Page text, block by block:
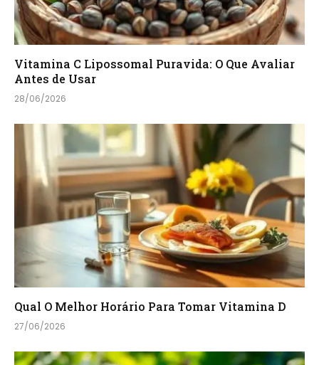
Vitamina C Lipossomal Puravida: O Que Avaliar
Antes de Usar
28/06/2026
Qual O Melhor Horário Para Tomar Vitamina D
27/06/2026